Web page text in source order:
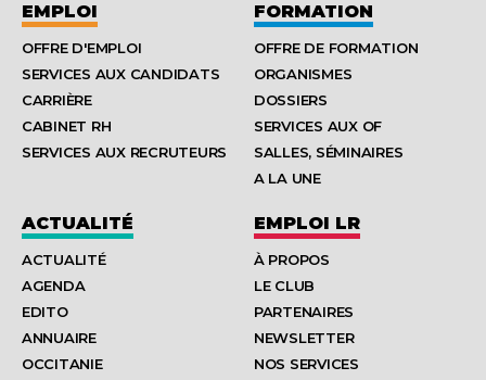
EMPLOI
OFFRE D'EMPLOI
SERVICES AUX CANDIDATS
CARRIÈRE
CABINET RH
SERVICES AUX RECRUTEURS
FORMATION
OFFRE DE FORMATION
ORGANISMES
DOSSIERS
SERVICES AUX OF
SALLES, SÉMINAIRES
A LA UNE
ACTUALITÉ
ACTUALITÉ
AGENDA
EDITO
ANNUAIRE
OCCITANIE
EMPLOI LR
À PROPOS
LE CLUB
PARTENAIRES
NEWSLETTER
NOS SERVICES